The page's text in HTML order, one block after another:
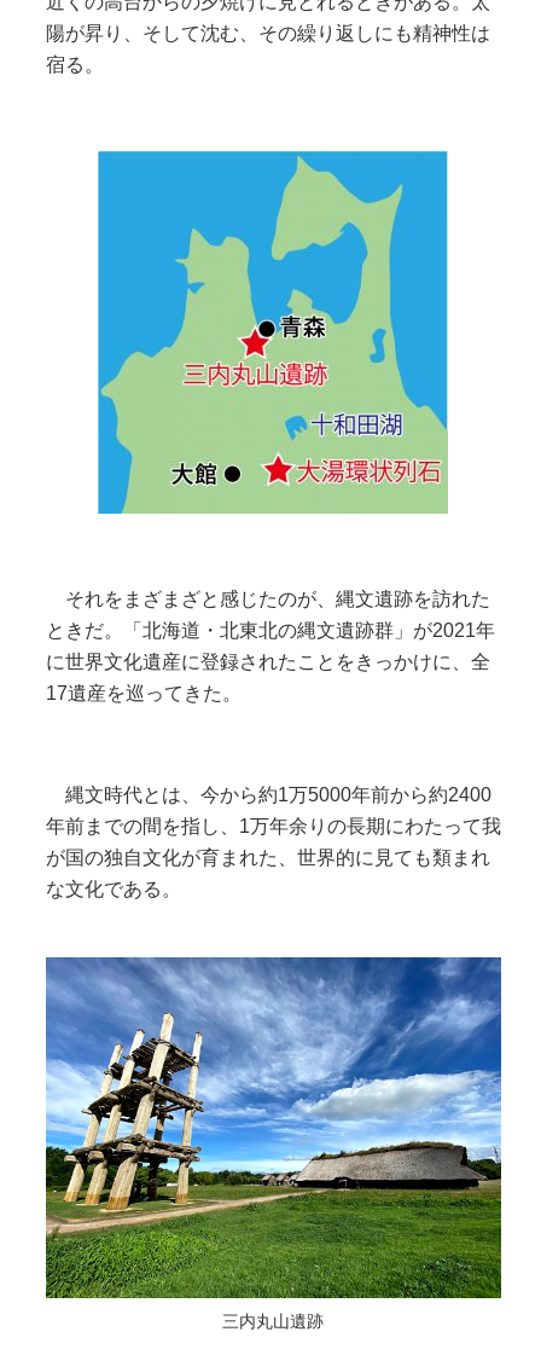
陽が昇り、そして沈む、その繰り返しにも精神性は
宿る。
それをまざまざと感じたのが、縄文遺跡を訪れた
ときだ。「北海道・北東北の縄文遺跡群」が2021年
に世界文化遺産に登録されたことをきっかけに、全
17遺産を巡ってきた。
縄文時代とは、今から約1万5000年前から約2400
年前までの間を指し、1万年余りの長期にわたって我
が国の独自文化が育まれた、世界的に見ても類まれ
な文化である。
三内丸山遺跡